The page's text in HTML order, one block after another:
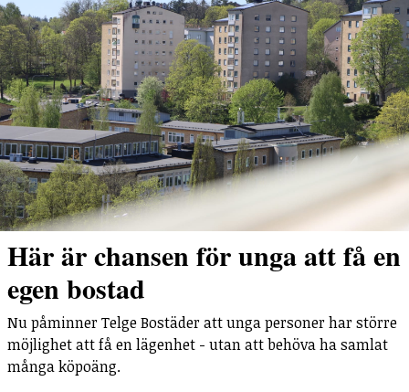
Här är chansen för unga att få en
egen bostad
Nu påminner Telge Bostäder att unga personer har större
möjlighet att få en lägenhet - utan att behöva ha samlat
många köpoäng.